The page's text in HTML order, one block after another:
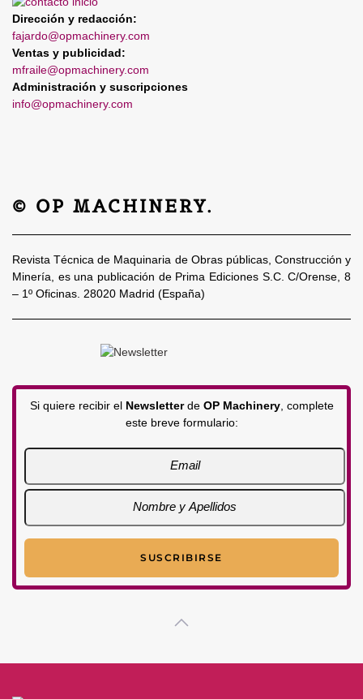
Dirección y redacción:
fajardo@opmachinery.com
Ventas y publicidad:
mfraile@opmachinery.com
Administración y suscripciones
info@opmachinery.com
© OP MACHINERY.
Revista Técnica de Maquinaria de Obras públicas, Construcción y
Minería, es una publicación de Prima Ediciones S.C. C/Orense, 8
– 1º Oficinas. 28020 Madrid (España)
Si quiere recibir el Newsletterde OP Machinery, complete
este breve formulario: